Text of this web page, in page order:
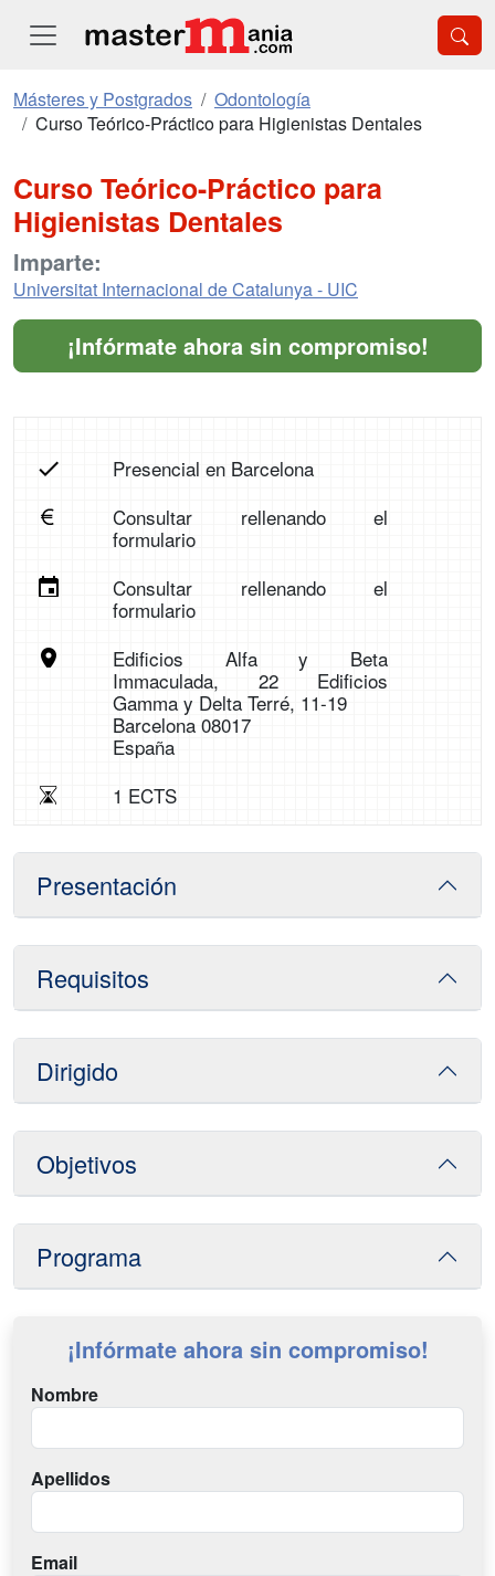
Másteres y Postgrados
Odontología
Curso Teórico-Práctico para Higienistas Dentales
Curso Teórico-Práctico para
Higienistas Dentales
Imparte:
Universitat Internacional de Catalunya - UIC
¡Infórmate ahora sin compromiso!
Presencial en Barcelona
Consultar rellenando el
formulario
Consultar rellenando el
formulario
Edificios Alfa y Beta
Immaculada, 22 Edificios
Gamma y Delta Terré, 11-19
Barcelona 08017
España
1 ECTS
Presentación
Requisitos
Dirigido
Objetivos
Programa
¡Infórmate ahora sin compromiso!
Nombre
Apellidos
Email